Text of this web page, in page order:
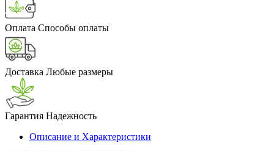
Оплата Способы оплаты
Доставка Любые размеры
Гарантия Надежность
Описание и Характеристики